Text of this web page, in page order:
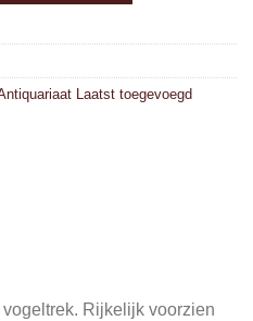
Laatst toegevoegd
Rijkelijk voorzien